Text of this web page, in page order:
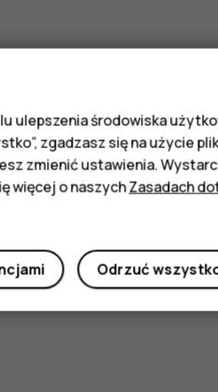
ulepszenia środowiska
zgadzasz się na użycie
zmienić ustawienia.
więcej o naszychZasadach
Odrzuć